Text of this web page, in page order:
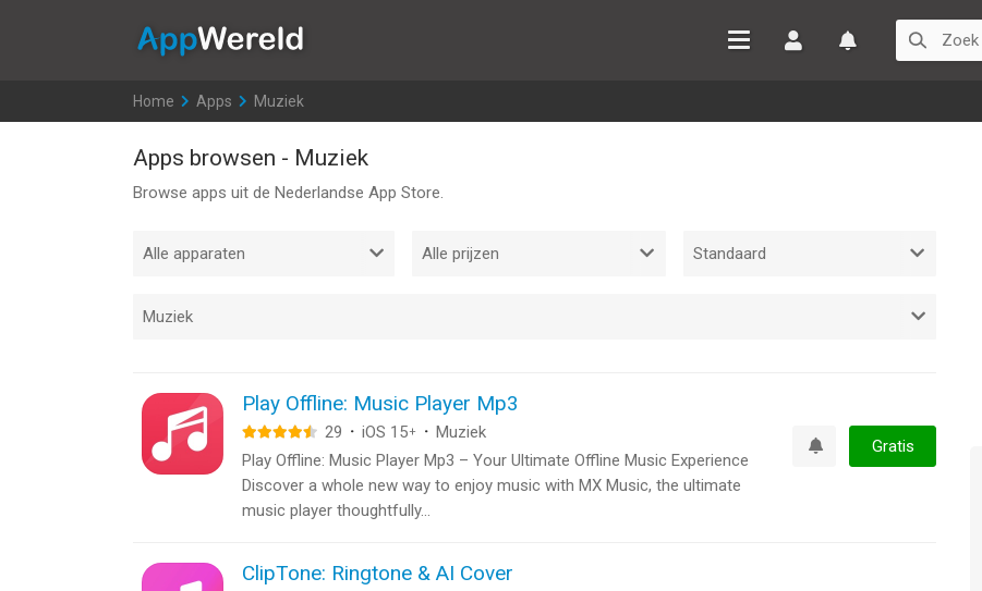
Home >
Apps >
Muziek
Apps browsen - Muziek
Browse apps uit de Nederlandse App Store.
Play Offline: Music Player Mp3
29 · iOS 15+ · Muziek
Play Offline: Music Player Mp3 – Your Ultimate Offline Music Experience
Discover a whole new way to enjoy music with MX Music, the ultimate
music player thoughtfully...
Gratis
ClipTone: Ringtone & AI Cover